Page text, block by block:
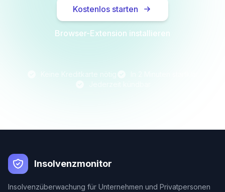
Kostenlos starten
Browser-Extension installieren
Insolvenzmonitor
Insolvenzüberwachung für Unternehmen und Privatpersonen